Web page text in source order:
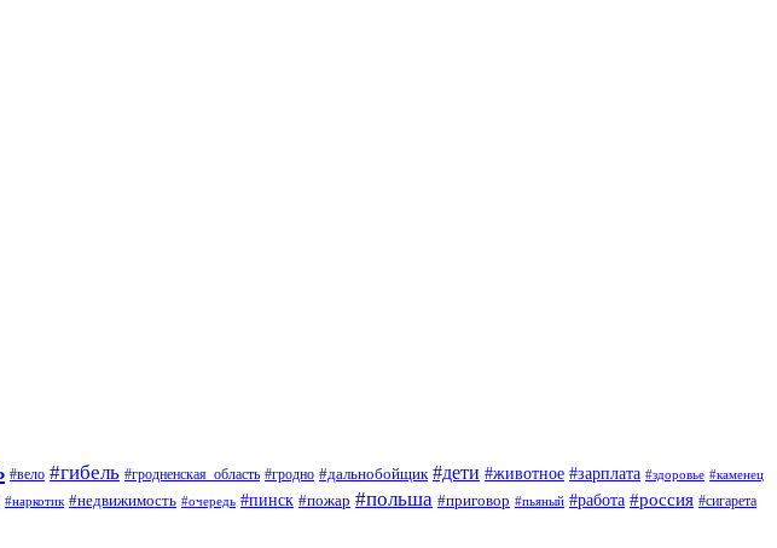
#вело #гибель #гродненская_область #гродно #дальнобойщик #дети #животное #зарплата #здоровье #каменец
#наркотик #недвижимость #очередь #пинск #пожар #польша #приговор #пьяный #работа #россия #сигарета